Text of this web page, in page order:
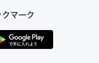
しか使わないので
。参考：
entry/2019/05/15/1805